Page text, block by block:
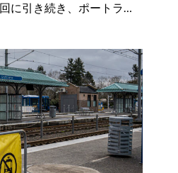
に引き続き、ポートラ…